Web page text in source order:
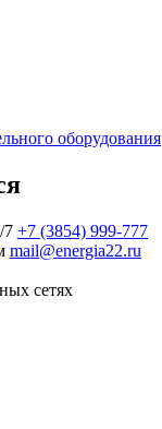
оборудования
7 +7 (3854) 999-777
mail@energia22.ru
сетях